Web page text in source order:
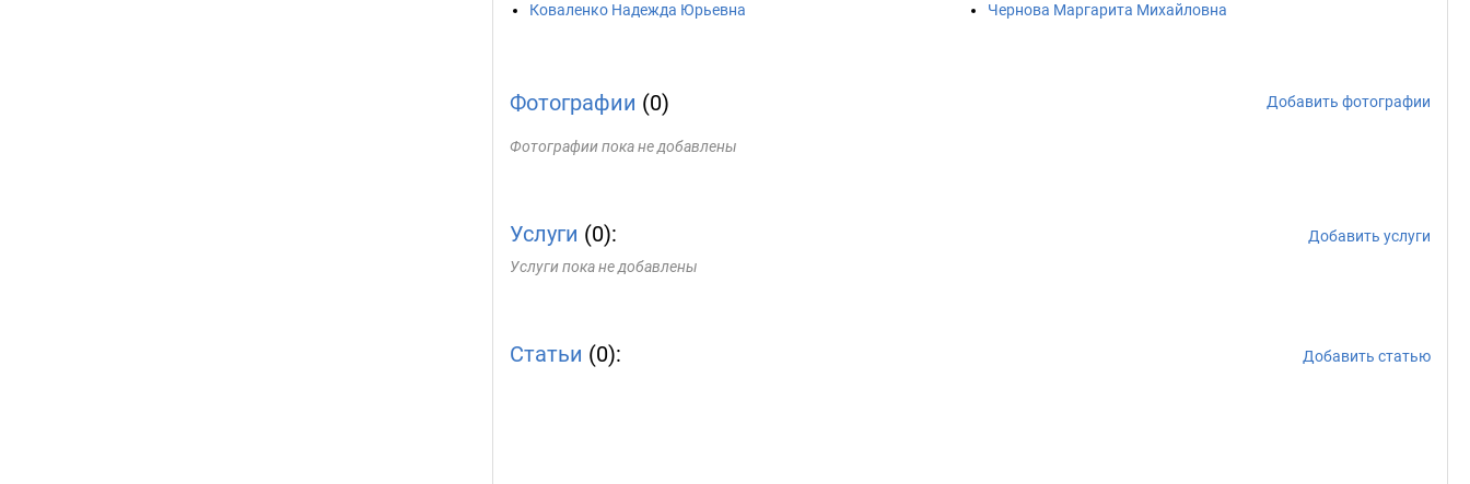
Коваленко Надежда Юрьевна
Чернова Маргарита Михайловна
Фотографии (0) Добавить фотографии
Фотографии пока не добавлены
Услуги (0):
Добавить услуги
Услуги пока не добавлены
Статьи (0): Добавить статью